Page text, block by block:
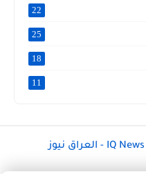
22
25
18
11
IQ News - العراق نيوز